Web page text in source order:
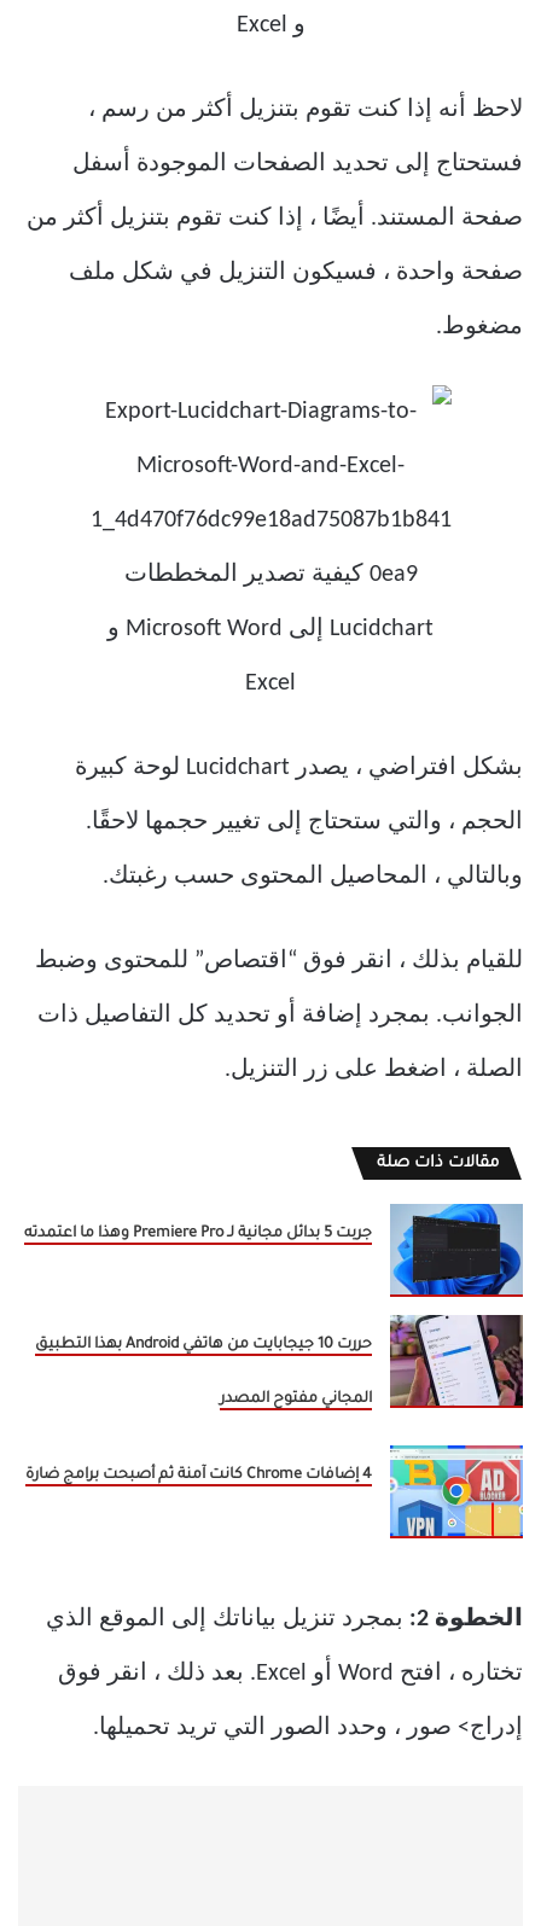
لاحظ أنه إذا كنت تقوم بتنزيل أكثر من رسم ،
فستحتاج إلى تحديد الصفحات الموجودة أسفل
صفحة المستند. أيضًا ، إذا كنت تقوم بتنزيل أكثر من
صفحة واحدة ، فسيكون التنزيل في شكل ملف
مضغوط.
بشكل افتراضي ، يصدر Lucidchart لوحة كبيرة
الحجم ، والتي ستحتاج إلى تغيير حجمها لاحقًا.
وبالتالي ، المحاصيل المحتوى حسب رغبتك.
للقيام بذلك ، انقر فوق “اقتصاص” للمحتوى وضبط
الجوانب. بمجرد إضافة أو تحديد كل التفاصيل ذات
الصلة ، اضغط على زر التنزيل.
مقالات ذات صلة
جربت 5 بدائل مجانية لـ Premiere Pro وهذا ما اعتمدته
حررت 10 جيجابايت من هاتفي Android بهذا التطبيق
المجاني مفتوح المصدر
4 إضافات Chrome كانت آمنة ثم أصبحت برامج ضارة
الخطوة 2: بمجرد تنزيل بياناتك إلى الموقع الذي
تختاره ، افتح Word أو Excel. بعد ذلك ، انقر فوق
إدراج> صور ، وحدد الصور التي تريد تحميلها.